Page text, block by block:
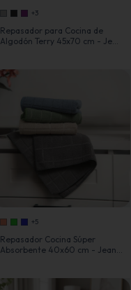
+3
Repasador para Cocina de
Algodón Terry 45x70 cm - Jean
+5
Repasador Cocina Súper
Absorbente 40x60 cm - Jean